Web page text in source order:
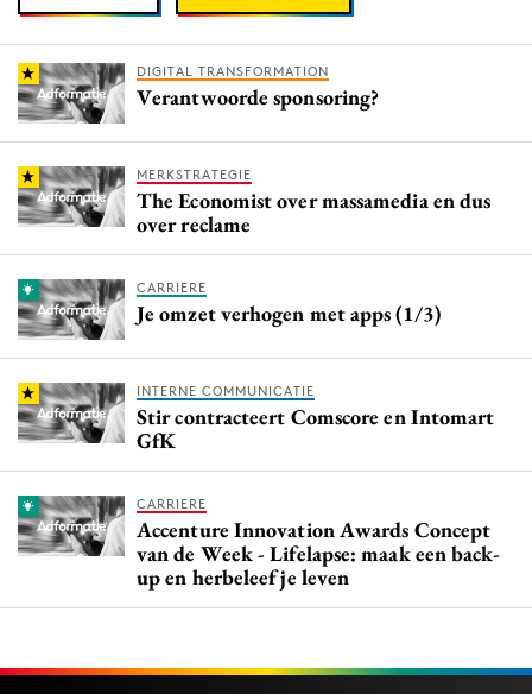
DIGITAL TRANSFORMATION
Verantwoorde sponsoring?
MERKSTRATEGIE
The Economist over massamedia en dus
over reclame
CARRIERE
Je omzet verhogen met apps (1/3)
INTERNE COMMUNICATIE
Stir contracteert Comscore en Intomart
GfK
CARRIERE
Accenture Innovation Awards Concept
van de Week - Lifelapse: maak een back-
up en herbeleef je leven